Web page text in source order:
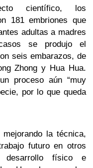
científico, los
181 embriones que
adultas a madres
se produjo el
seis embarazos, de
Zhong y Hua Hua.
proceso aún “muy
por lo que queda
la técnica,
futuro en otros
desarrollo físico e